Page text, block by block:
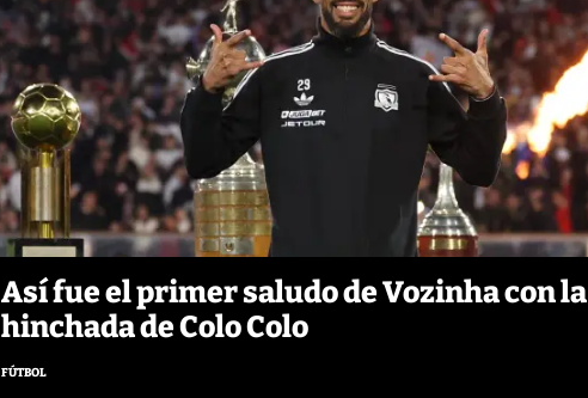
Así fue el primer saludo de Vozinha con la
hinchada de Colo Colo
FÚTBOL